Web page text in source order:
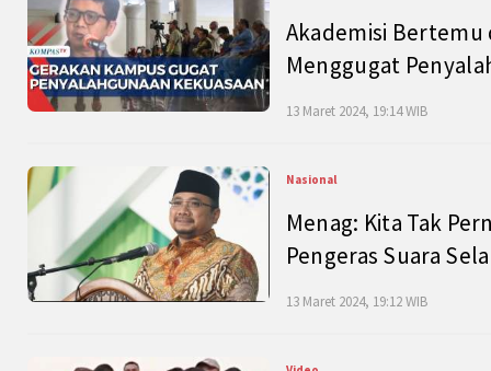
Akademisi Bertemu
Menggugat
13 Maret 2024, 19:14 WIB
Nasional
Menag: Kita Tak
Pengeras Suara
13 Maret 2024, 19:12 WIB